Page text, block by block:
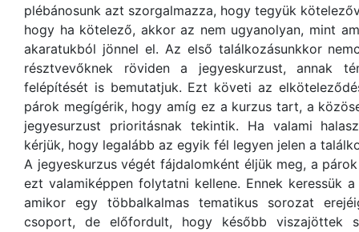
plébánosunk azt szorgalmazza, hogy tegyük
hogy ha kötelező, akkor az nem ugyanolyan, mint
akaratukból jönnel el. Az első találkozásunkkor
résztvevőknek röviden a jegyeskurzust, annak
felépítését is bemutatjuk. Ezt követi az
párok megígérik, hogy amíg ez a kurzus tart, a
jegyesurzust prioritásnak tekintik. Ha valami
kérjük, hogy legalább az egyik fél legyen jelen a
A jegyeskurzus végét fájdalomként éljük meg, a
ezt valamiképpen folytatni kellene. Ennek keressük
amikor egy többalkalmas tematikus sorozat
csoport, de előfordult, hogy később viszajöttek